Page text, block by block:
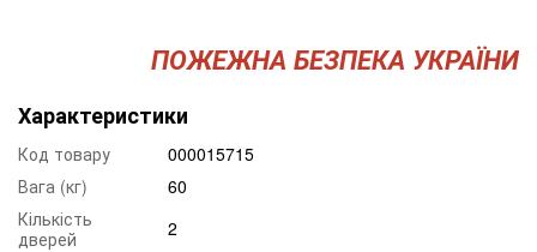
ПОЖЕЖНА БЕЗПЕКА УКРАЇНИ
Характеристики
Код товару
000015715
Вага (кг)
60
Кількість
дверей
2